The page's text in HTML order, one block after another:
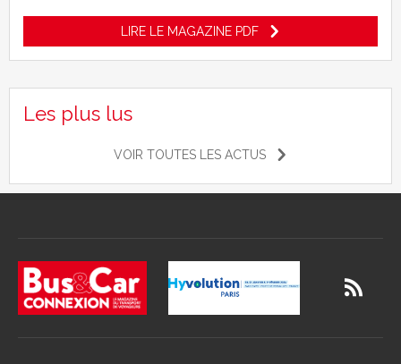
LIRE LE MAGAZINE PDF
Les plus lus
VOIR TOUTES LES ACTUS